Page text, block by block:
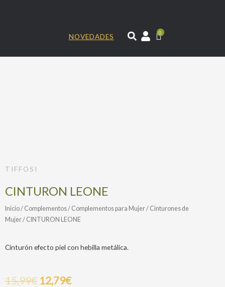
NOVEDADES
0
TIFFOSI
CINTURON LEONE
Inicio/ Complementos/ Complementos para Mujer/ Cinturones de
Mujer/ CINTURON LEONE
Cinturón efecto piel con hebilla metálica.
15,99€ 12,79€